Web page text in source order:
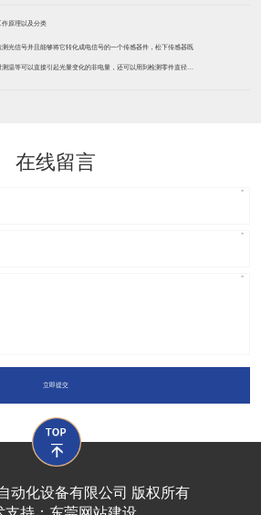
覆在陶瓷基片上
作原理以及分类
光信号并且能够将它转化成电信号的一个传感器件，松下传感器既
温等可以直接引起光量变化的非电量，还可以用到检测零件直径、
在线留言
立即提交
动化设备有限公司 版权所有